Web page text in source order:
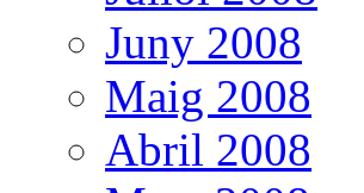
Juny 2008
Maig 2008
Abril 2008